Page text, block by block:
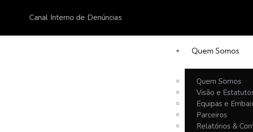
Canal Interno de Denúncias
Quem Somos
Quem Somos
Visão e
Equipas e
Parceiros
Relatórios &